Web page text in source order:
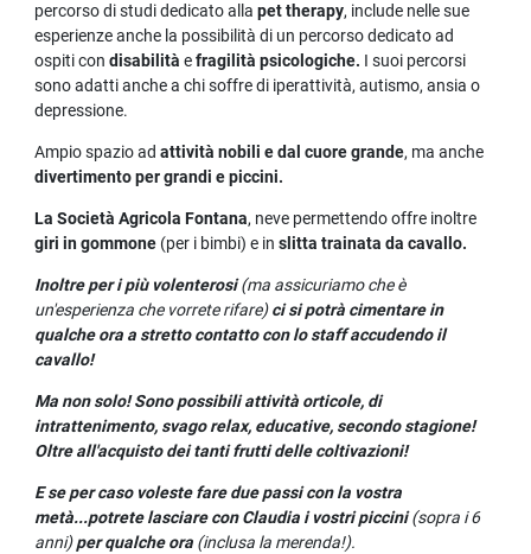
percorso di studi dedicato alla pet therapy, include nelle sue
esperienze anche la possibilità di un percorso dedicato ad
ospiti con disabilità efragilità psicologiche. I suoi percorsi
sono adatti anche a chi soffre di iperattività, autismo, ansia o
depressione.
Ampio spazio ad attività nobili e dal cuore grande, ma anche
divertimento per grandi e piccini.
La Società Agricola Fontana, neve permettendo offre inoltre
giri in gommone (per i bimbi) e in slitta trainata da cavallo.
Inoltre per i più volenterosi(ma assicuriamo che è
un'esperienza che vorrete rifare)ci si potrà cimentare in
qualche ora a stretto contatto con lo staff accudendo il
cavallo!
Ma non solo! Sono possibili attività orticole, di
intrattenimento, svago relax, educative, secondo stagione!
Oltre all'acquisto dei tanti frutti delle coltivazioni!
E se per caso voleste fare due passi con la vostra
metà...potrete lasciare con Claudia i vostri piccini(sopra i 6
anni)per qualche ora (inclusa la merenda!).